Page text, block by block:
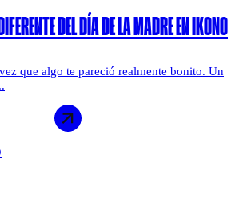
DEL DÍA DE LA MADRE EN IKONO
que algo te pareció realmente bonito. Un